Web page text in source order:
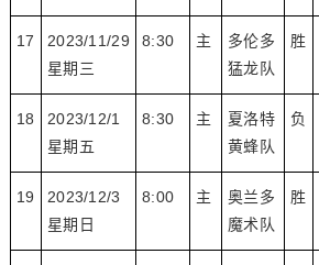
17
2023/11/29
星期三
8:30 主
多伦多
猛龙队
胜
18
2023/12/1
星期五
8:30 主
夏洛特
黄蜂队
负
19
2023/12/3
星期日
8:00 主
奥兰多
魔术队
胜